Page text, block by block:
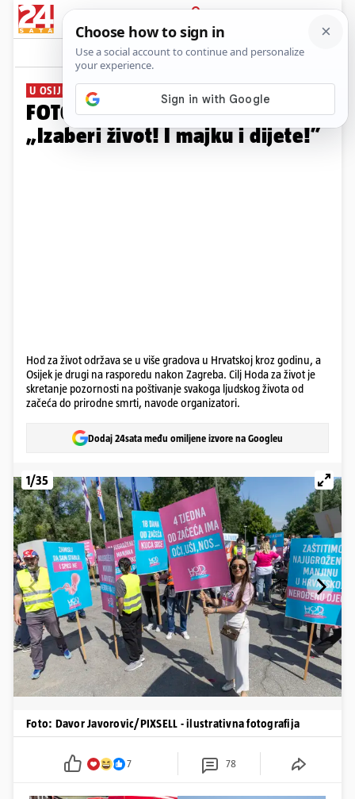
PRIJAVA
Galerija Komentari
U OSIJEKU
FOTO Hod za život pod geslom:
„Izaberi život! I majku i dijete!”
Hod za život održava se u više gradova u Hrvatskoj kroz godinu, a
Osijek je drugi na rasporedu nakon Zagreba. Cilj Hoda za život je
skretanje pozornosti na poštivanje svakoga ljudskog života od
začeća do prirodne smrti, navode organizatori.
Dodaj 24sata među omiljene izvore na Googleu
1/35
Foto: Davor Javorovic/PIXSELL - ilustrativna fotografija
7 78